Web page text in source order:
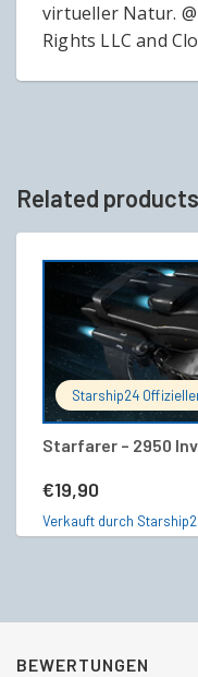
virtueller Natur.
Rights LLC and
Related products
Starship24
Starfarer – 2950
€19,90
Verkauft durch
BEWERTUNGEN